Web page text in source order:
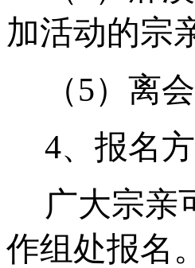
加活动的宗
（5）离会
4、报名方
广大宗亲
作组处报名